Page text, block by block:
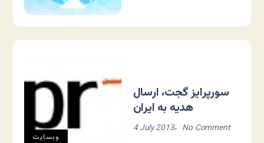
وبسایت
سورپرایز گجت، ارسال
هدیه به ایران
4 July 2013 No Comment